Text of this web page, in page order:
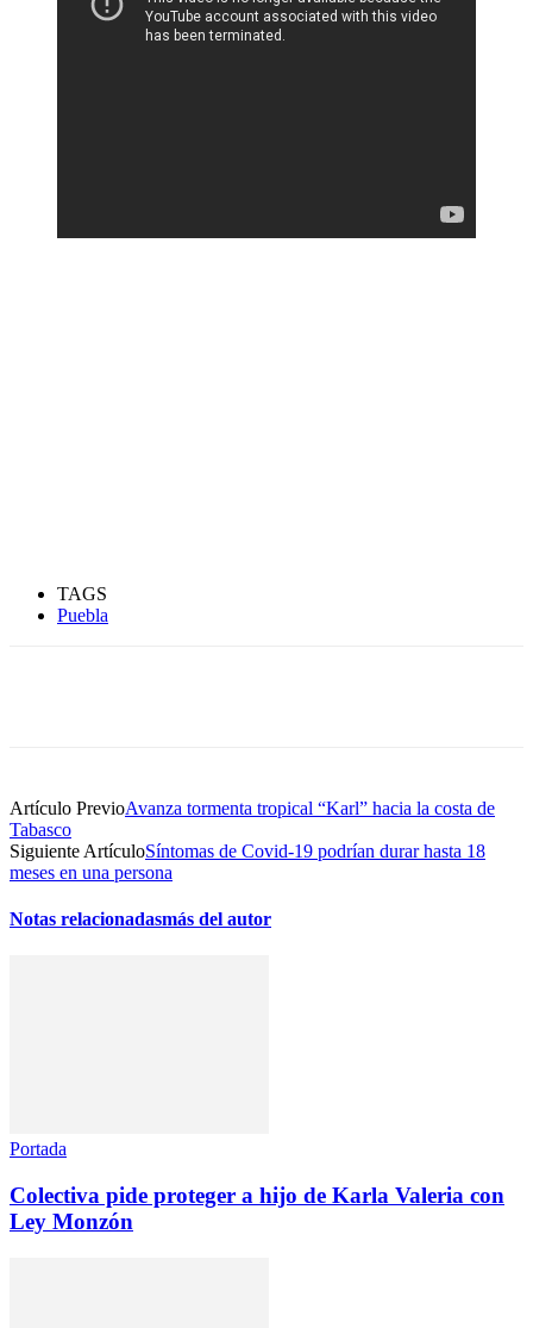
TAGS
Puebla
Artículo PrevioAvanza tormenta tropical “Karl” hacia la costa de
Tabasco
Siguiente ArtículoSíntomas de Covid-19 podrían durar hasta 18
meses en una persona
Notas relacionadasmás del autor
Portada
Colectiva pide proteger a hijo de Karla Valeria con
Ley Monzón